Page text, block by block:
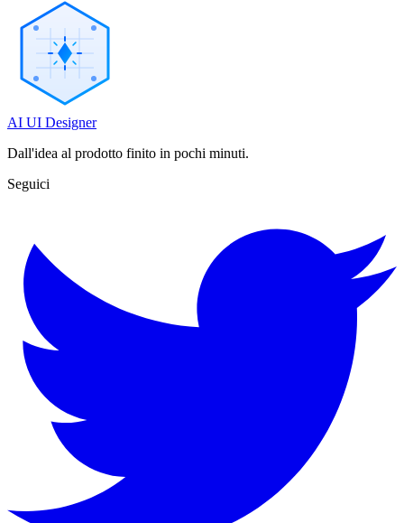
AI UI Designer
Dall'idea al prodotto finito in pochi minuti.
Seguici